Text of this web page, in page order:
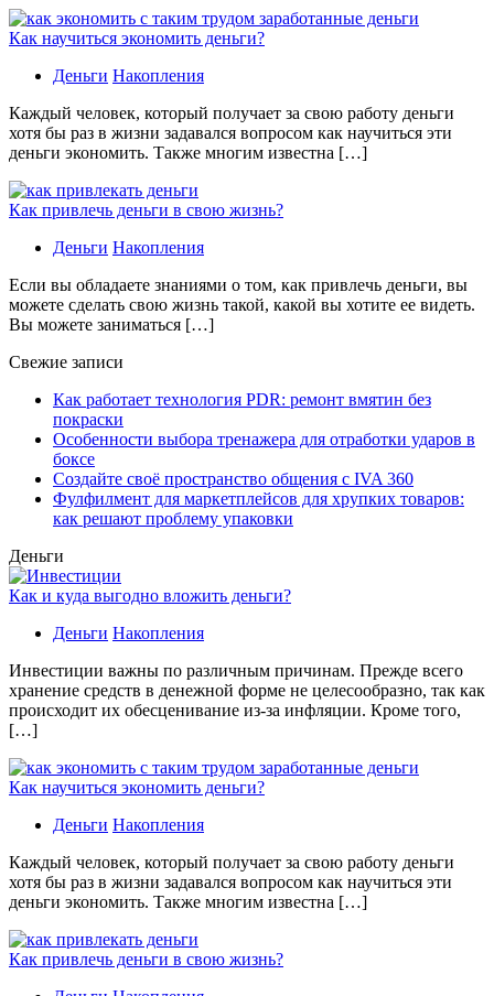
Как научиться экономить деньги?
Деньги Накопления
Каждый человек, который получает за свою работу деньги
хотя бы раз в жизни задавался вопросом как научиться эти
деньги экономить. Также многим известна […]
Как привлечь деньги в свою жизнь?
Деньги Накопления
Если вы обладаете знаниями о том, как привлечь деньги, вы
можете сделать свою жизнь такой, какой вы хотите ее видеть.
Вы можете заниматься […]
Свежие записи
Как работает технология PDR: ремонт вмятин без
покраски
Особенности выбора тренажера для отработки ударов в
боксе
Создайте своё пространство общения с IVA 360
Фулфилмент для маркетплейсов для хрупких товаров:
как решают проблему упаковки
Деньги
Как и куда выгодно вложить деньги?
Деньги Накопления
Инвестиции важны по различным причинам. Прежде всего
хранение средств в денежной форме не целесообразно, так как
происходит их обесценивание из-за инфляции. Кроме того,
[…]
Как научиться экономить деньги?
Деньги Накопления
Каждый человек, который получает за свою работу деньги
хотя бы раз в жизни задавался вопросом как научиться эти
деньги экономить. Также многим известна […]
Как привлечь деньги в свою жизнь?